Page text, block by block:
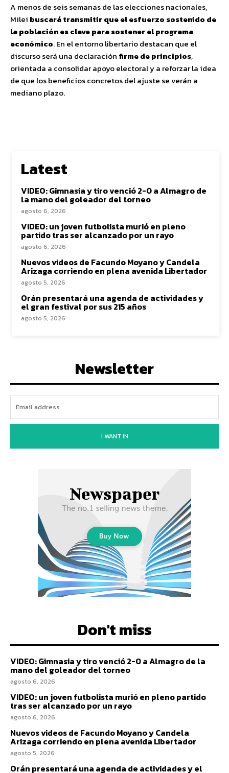
A menos de seis semanas de las elecciones nacionales,
Milei buscará transmitir que el esfuerzo sostenido de
la población es clave para sostener el programa
económico. En el entorno libertario destacan que el
discurso será una declaración firme de principios,
orientada a consolidar apoyo electoral y a reforzar la idea
de que los beneficios concretos del ajuste se verán a
mediano plazo.
Latest
VIDEO: Gimnasia y tiro venció 2-0 a Almagro de
la mano del goleador del torneo
agosto 6, 2026
VIDEO: un joven futbolista murió en pleno
partido tras ser alcanzado por un rayo
agosto 6, 2026
Nuevos videos de Facundo Moyano y Candela
Arizaga corriendo en plena avenida Libertador
agosto 5, 2026
Orán presentará una agenda de actividades y
el gran festival por sus 215 años
agosto 5, 2026
Newsletter
I WANT IN
Don't miss
VIDEO: Gimnasia y tiro venció 2-0 a Almagro de la
mano del goleador del torneo
agosto 6, 2026
VIDEO: un joven futbolista murió en pleno partido
tras ser alcanzado por un rayo
agosto 6, 2026
Nuevos videos de Facundo Moyano y Candela
Arizaga corriendo en plena avenida Libertador
agosto 5, 2026
Orán presentará una agenda de actividades y el